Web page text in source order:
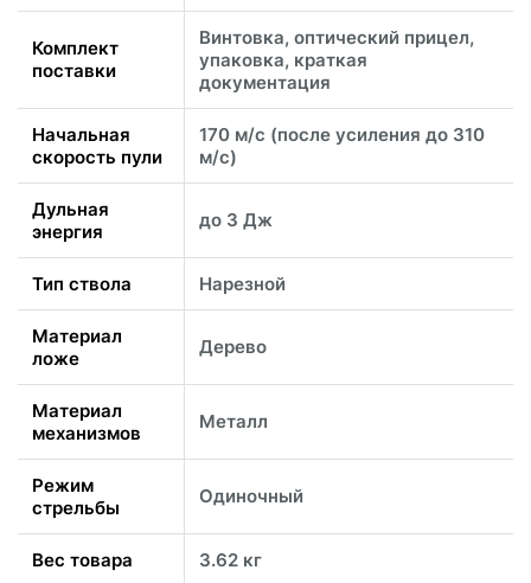
Комплект
поставки
Винтовка, оптический прицел,
упаковка, краткая
документация
Начальная
скорость пули
170 м/с (после усиления до 310
м/с)
Дульная
энергия
до 3 Дж
Тип ствола Нарезной
Материал
ложе
Дерево
Материал
механизмов
Металл
Режим
стрельбы
Одиночный
Вес товара 3.62 кг